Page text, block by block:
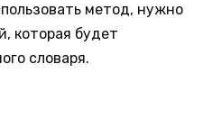
метод, нужно
которая будет
словаря.